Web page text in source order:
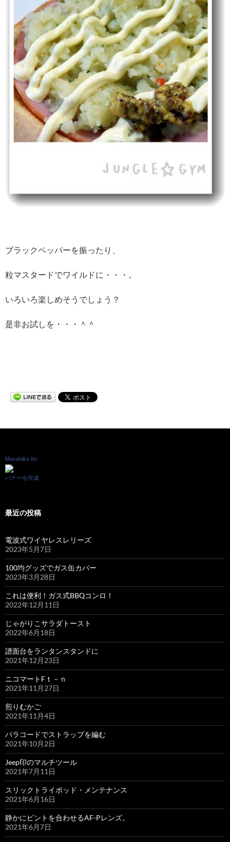
ブラックペッパーを振ったり、
粒マスタードでワイルドに・・・。
いろいろ楽しめそうでしょう？
是非お試しを・・・＾＾
Masahiko Ito
バナーを作成
最近の投稿
電波式ワイヤレスレリーズ
2023年5月7日
100均グッズでガス缶カバー
2023年3月28日
これは便利！ガス式BBQコンロ！
2022年12月11日
じゃがりこサラダトースト
2022年6月18日
譜面台をランタンスタンドに
2021年12月23日
ニコマートFｔ－ｎ
2021年11月27日
煎りむかご
2021年11月4日
パラコードでストラップを編む
2021年10月2日
Jeep印のマルチツール
2021年7月11日
スリックトライポッド・メンテナンス
2021年6月16日
静かにピントを合わせるAF-Pレンズ。
2021年6月7日